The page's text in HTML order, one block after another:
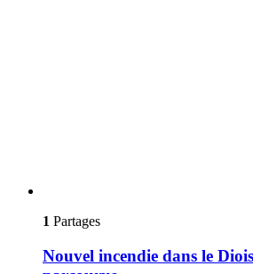
1 Partages
Nouvel incendie dans le